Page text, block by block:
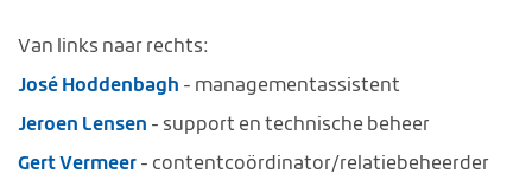
Van links naar rechts:
José Hoddenbagh - managementassistent
Jeroen Lensen - support en technische beheer
Gert Vermeer - contentcoördinator/relatiebeheerder